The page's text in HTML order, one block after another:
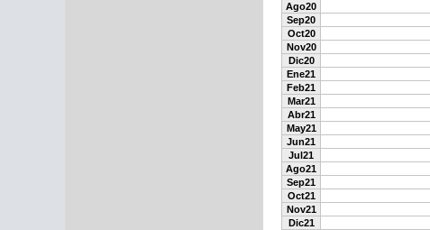
Ago20
Sep20
Oct20
Nov20
Dic20
Ene21
Feb21
Mar21
Abr21
May21
Jun21
Jul21
Ago21
Sep21
Oct21
Nov21
Dic21